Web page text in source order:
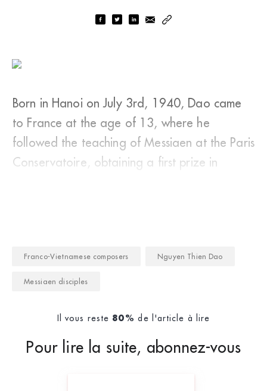
Born in Hanoi on July 3rd, 1940, Dao came
to France at the age of 13, where he
followed the teaching of Messiaen at the Paris
Conservatoire, obtaining a first prize in
Franco-Vietnamese composers Nguyen Thien Dao
Messiaen disciples
Il vous reste 80% de l'article à lire
Pour lire la suite, abonnez-vous